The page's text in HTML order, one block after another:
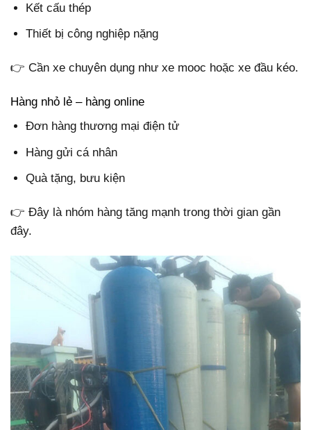
Kết cấu thép
Thiết bị công nghiệp nặng
👉 Cần xe chuyên dụng như xe mooc hoặc xe đầu kéo.
Hàng nhỏ lẻ – hàng online
Đơn hàng thương mại điện tử
Hàng gửi cá nhân
Quà tặng, bưu kiện
👉 Đây là nhóm hàng tăng mạnh trong thời gian gần
đây.